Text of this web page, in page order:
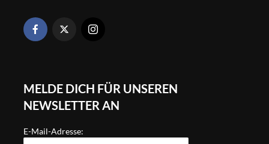
MELDE DICH FÜR UNSEREN
NEWSLETTER AN
E-Mail-Adresse: